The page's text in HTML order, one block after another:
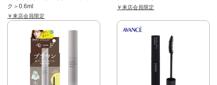
ク＞0.6ml
￥来店会員限定
￥来店会員限定